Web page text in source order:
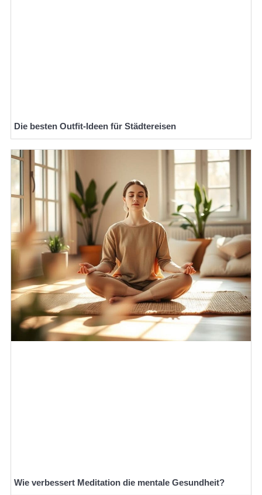
Die besten Outfit-Ideen für Städtereisen
Wie verbessert Meditation die mentale Gesundheit?